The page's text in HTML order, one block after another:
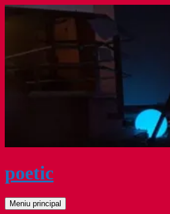
Sari
poetic
Caută
Meniu principal